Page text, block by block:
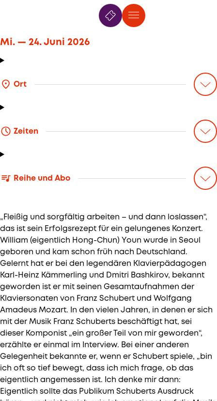
21. Juli 2026
William Youn
Mi. — 24. Juni 2026
Ort
Zeiten
Reihe und Abo
„Fleißig und sorgfältig arbeiten – und dann loslassen“,
das ist sein Erfolgsrezept für ein gelungenes Konzert.
William (eigentlich Hong-Chun) Youn wurde in Seoul
geboren und kam schon früh nach Deutschland.
Gelernt hat er bei den legendären Klavierpädagogen
Karl-Heinz Kämmerling und Dmitri Bashkirov, bekannt
geworden ist er mit seinen Gesamtaufnahmen der
Klaviersonaten von Franz Schubert und Wolfgang
Amadeus Mozart. In den vielen Jahren, in denen er sich
mit der Musik Franz Schuberts beschäftigt hat, sei
dieser Komponist „ein großer Teil von mir geworden“,
erzählte er einmal im Interview. Bei einer anderen
Gelegenheit bekannte er, wenn er Schubert spiele, „bin
ich oft so tief bewegt, dass ich mich frage, ob das
eigentlich angemessen ist. Ich denke mir dann:
Eigentlich sollte das Publikum Schuberts Ausdruck